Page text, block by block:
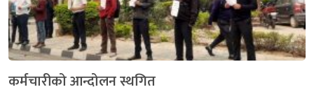
कर्मचारीको आन्दोलन स्थगित